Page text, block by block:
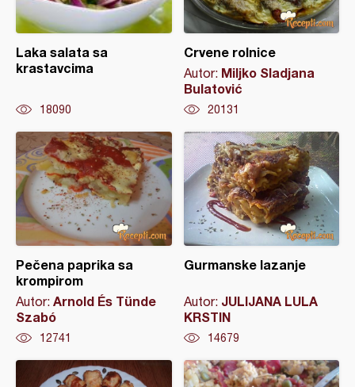
Laka salata sa
krastavcima
18090
Crvene rolnice
Autor: Miljko Sladjana
Bulatović
20131
Pečena paprika sa
krompirom
Autor: Arnold És Tünde
Szabó
12741
Gurmanske lazanje
Autor: JULIJANA LULA
KRSTIN
14679